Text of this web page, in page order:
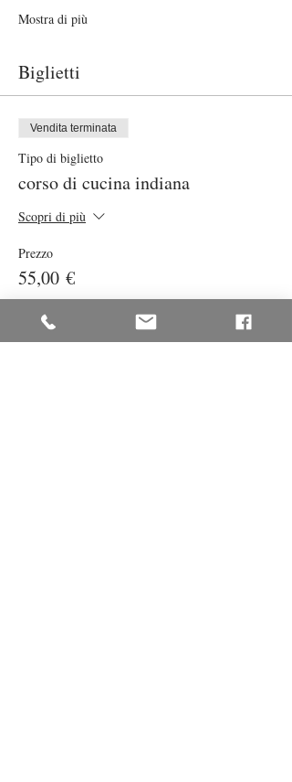
Mostra di più
Biglietti
Vendita terminata
Tipo di biglietto
corso di cucina indiana
Scopri di più
Prezzo
55,00 €